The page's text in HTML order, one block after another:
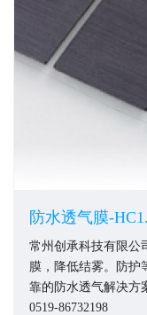
防水透气膜-
常州创承科技有限公
膜，降低结雾。防护
靠的防水透气解决方
0519-86732198